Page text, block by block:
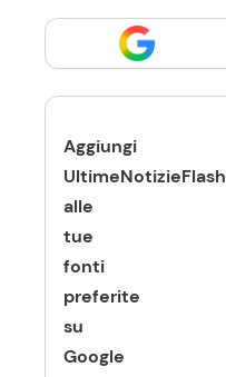
Aggiungi
UltimeNotizieFlash
alle
tue
fonti
preferite
su
Google